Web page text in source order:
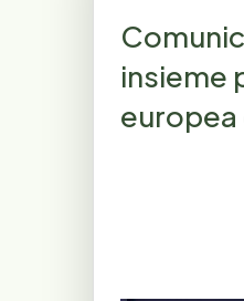
insieme
europea